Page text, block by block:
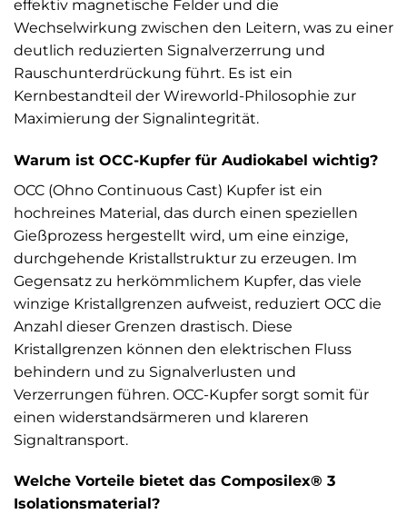
effektiv magnetische Felder und die
Wechselwirkung zwischen den Leitern, was zu einer
deutlich reduzierten Signalverzerrung und
Rauschunterdrückung führt. Es ist ein
Kernbestandteil der Wireworld-Philosophie zur
Maximierung der Signalintegrität.
Warum ist OCC-Kupfer für Audiokabel wichtig?
OCC (Ohno Continuous Cast) Kupfer ist ein
hochreines Material, das durch einen speziellen
Gießprozess hergestellt wird, um eine einzige,
durchgehende Kristallstruktur zu erzeugen. Im
Gegensatz zu herkömmlichem Kupfer, das viele
winzige Kristallgrenzen aufweist, reduziert OCC die
Anzahl dieser Grenzen drastisch. Diese
Kristallgrenzen können den elektrischen Fluss
behindern und zu Signalverlusten und
Verzerrungen führen. OCC-Kupfer sorgt somit für
einen widerstandsärmeren und klareren
Signaltransport.
Welche Vorteile bietet das Composilex® 3
Isolationsmaterial?